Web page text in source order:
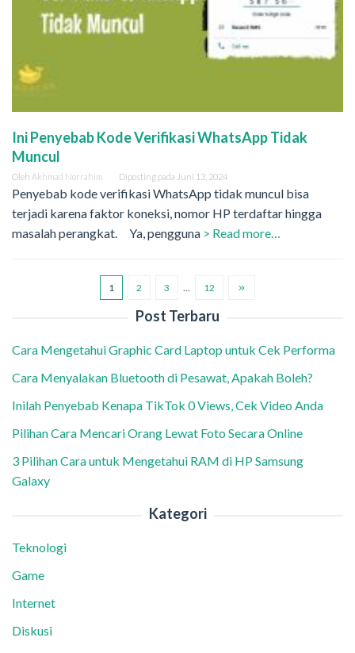
Ini Penyebab Kode Verifikasi WhatsApp Tidak
Muncul
Oleh Akhmad Norrahim Diposting pada Juni 13, 2024
Penyebab kode verifikasi WhatsApp tidak muncul bisa
terjadi karena faktor koneksi, nomor HP terdaftar hingga
masalah perangkat. Ya, pengguna > Read more…
1 2 3 12
Post Terbaru
Cara Mengetahui Graphic Card Laptop untuk Cek Performa
Cara Menyalakan Bluetooth di Pesawat, Apakah Boleh?
Inilah Penyebab Kenapa TikTok 0 Views, Cek Video Anda
Pilihan Cara Mencari Orang Lewat Foto Secara Online
3 Pilihan Cara untuk Mengetahui RAM di HP Samsung
Galaxy
Kategori
Teknologi
Game
Internet
Diskusi